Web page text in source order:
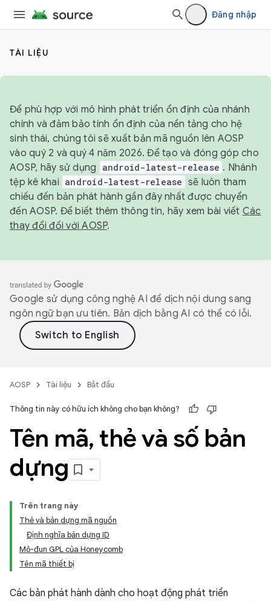
Đăng nhập
TÀI LIỆU
Để phù hợp với mô hình phát triển ổn định của nhánh
chính và đảm bảo tính ổn định của nền tảng cho hệ
sinh thái, chúng tôi sẽ xuất bản mã nguồn lên AOSP
vào quý 2 và quý 4 năm 2026. Để tạo và đóng góp cho
AOSP, hãy sử dụng
android-latest-release . Nhánh
tệp kê khai android-latest-release sẽ luôn tham
chiếu đến bản phát hành gần đây nhất được chuyển
đến AOSP. Để biết thêm thông tin, hãy xem bài viết Các
thay đổi đối với AOSP.
Google sử dụng công nghệ AI để dịch nội dung sang
ngôn ngữ bạn ưu tiên. Bản dịch bằng AI có thể có lỗi.
AOSP Tài liệu Bắt đầu
Thông tin này có hữu ích không cho bạn không?
Tên mã, thẻ và số bản
dựng
Trên trang này
Thẻ và bản dựng mã nguồn
Định nghĩa bản dựng ID
Mô-đun GPL của Honeycomb
Tên mã thiết bị
Các bản phát hành dành cho hoạt động phát triển